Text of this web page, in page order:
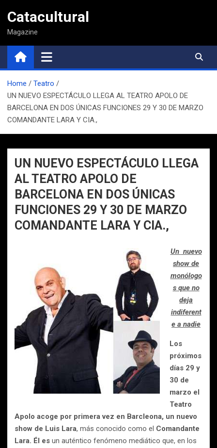
contenido
Catacultural
Magazine
Home
Teatro
UN NUEVO ESPECTÁCULO LLEGA AL TEATRO APOLO DE
BARCELONA EN DOS ÚNICAS FUNCIONES 29 Y 30 DE MARZO
COMANDANTE LARA Y CIA.,
UN NUEVO ESPECTÁCULO LLEGA
AL TEATRO APOLO DE
BARCELONA EN DOS ÚNICAS
FUNCIONES 29 Y 30 DE MARZO
COMANDANTE LARA Y CIA.,
Un nuevo
show de
monólogo
s que no
deja
indiferent
e a nadie
Los
próximos
días 29 y
30 de
marzo el
Teatro
Apolo acoge por primera vez en Barcleona, un nuevo
show de Luis Lara, más conocido como el Comandante
Lara. Él es un auténtico fenómeno mediático que, en los